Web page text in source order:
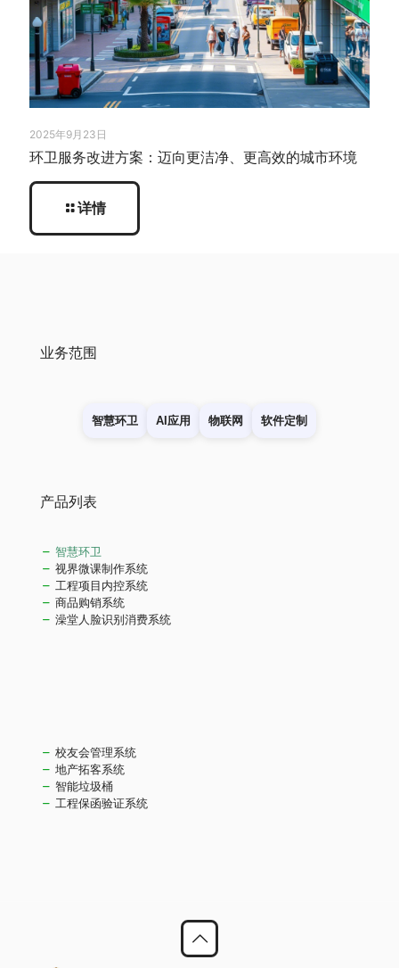
2025年9月23日
环卫服务改进方案：迈向更洁净、更高效的城市环境
详情
业务范围
智慧环卫 AI应用 物联网 软件定制
产品列表
智慧环卫
视界微课制作系统
工程项目内控系统
商品购销系统
澡堂人脸识别消费系统
校友会管理系统
地产拓客系统
智能垃圾桶
工程保函验证系统